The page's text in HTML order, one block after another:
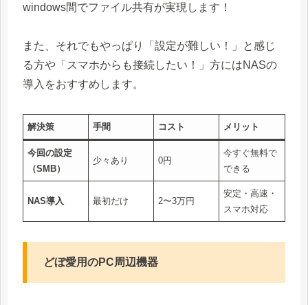
windows間でファイル共有が実現します！
また、それでもやっぱり「設定が難しい！」と感じ
る方や「スマホからも接続したい！」方にはNASの
導入をおすすめします。
解決策 手間 コスト メリット
今回の設定
（SMB）
少々あり 0円
今すぐ無料で
できる
NAS導入 最初だけ 2〜3万円
安定・高速・
スマホ対応
どぼ愛用のPC周辺機器